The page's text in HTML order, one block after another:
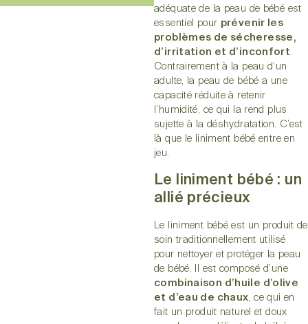
adéquate de la peau de bébé est
essentiel pour prévenir les
problèmes de sécheresse,
d’irritation et d’inconfort.
Contrairement à la peau d’un
adulte, la peau de bébé a une
capacité réduite à retenir
l’humidité, ce qui la rend plus
sujette à la déshydratation. C’est
là que le liniment bébé entre en
jeu.
Le liniment bébé : un
allié précieux
Le liniment bébé est un produit de
soin traditionnellement utilisé
pour nettoyer et protéger la peau
de bébé. Il est composé d’une
combinaison d’huile d’olive
et d’eau de chaux, ce qui en
fait un produit naturel et doux